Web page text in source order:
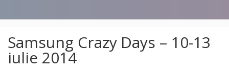
Samsung Crazy Days – 10-13
iulie 2014